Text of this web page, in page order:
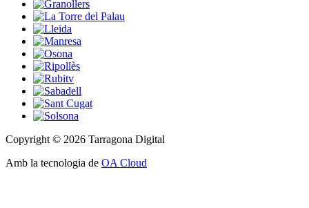
Copyright © 2026 Tarragona Digital
Amb la tecnologia de OA Cloud